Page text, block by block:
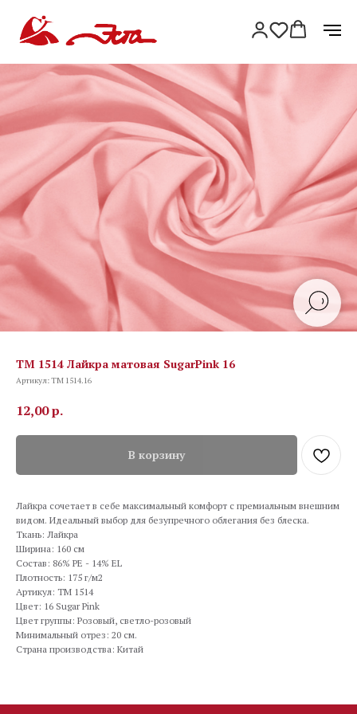
TM 1514 Лайкра матовая SugarPink 16
Артикул:TM 1514.16
12,00р.
В корзину
Лайкра сочетает в себе максимальный комфорт с премиальным внешним
видом. Идеальный выбор для безупречного облегания без блеска.
Ткань: Лайкра
Ширина: 160 см
Состав: 86% PE - 14% EL
Плотность: 175 г/м2
Артикул: TM 1514
Цвет: 16 Sugar Pink
Цвет группы: Розовый, светло-розовый
Минимальный отрез: 20 см.
Страна производства: Китай